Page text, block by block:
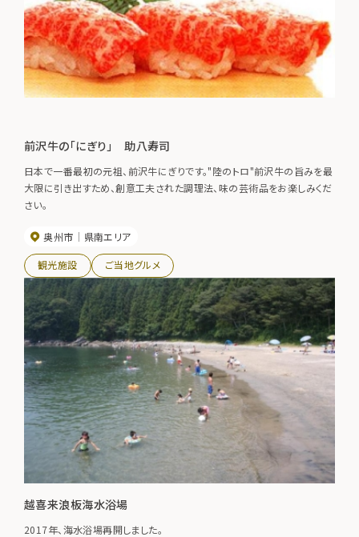
前沢牛の「にぎり」 助八寿司
日本で一番最初の元祖、前沢牛にぎりです。"陸のトロ"前沢牛の旨みを最
大限に引き出すため、創意工夫された調理法、味の芸術品をお楽しみくだ
さい。
奥州市 県南エリア
観光施設 ご当地グルメ
越喜来浪板海水浴場
2017年、海水浴場再開しました。